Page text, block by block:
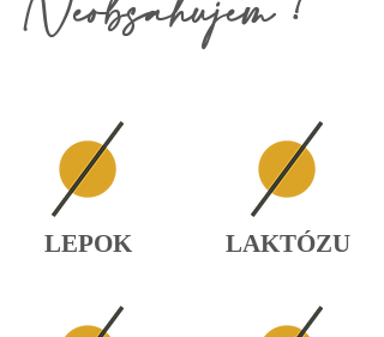
LEPOK LAKTÓZU